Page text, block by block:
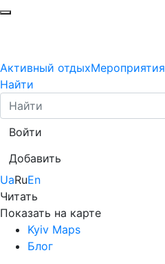
Активный отдыхМероприятия
Найти
Войти
Добавить
UaRuEn
Читать
Показать на карте
Kyiv Maps
Блог